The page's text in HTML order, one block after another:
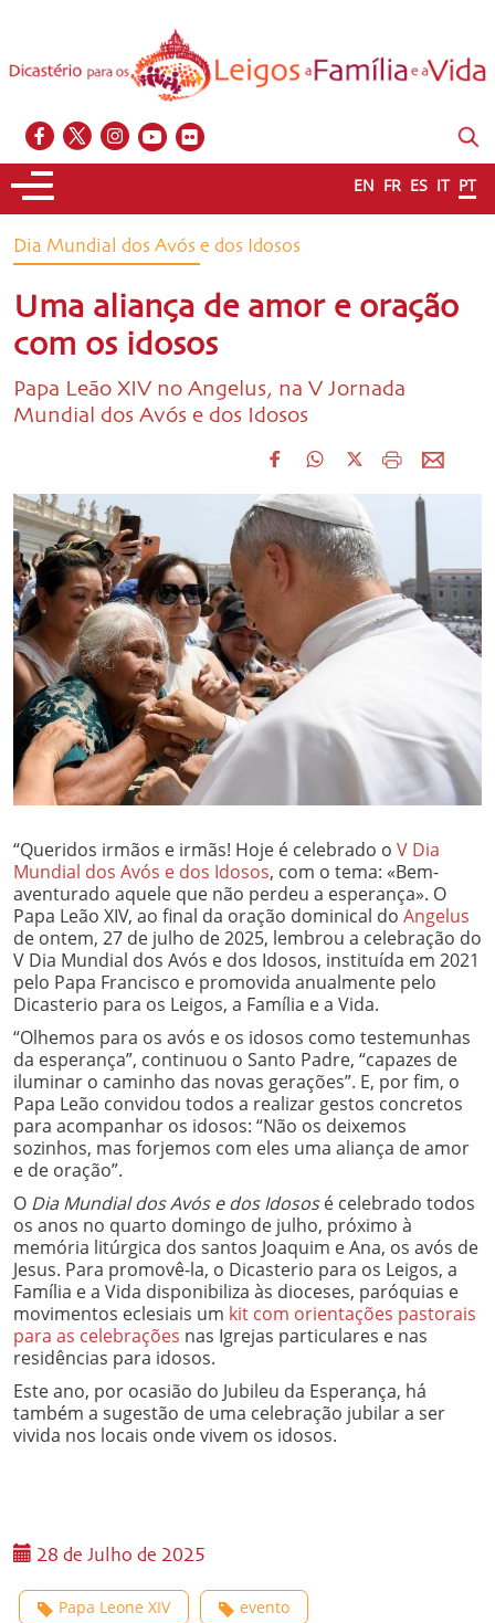
EN FR ES IT PT
Dia Mundial dos Avós e dos Idosos
Uma aliança de amor e oração
com os idosos
Papa Leão XIV no Angelus, na V Jornada
Mundial dos Avós e dos Idosos
“Queridos irmãos e irmãs! Hoje é celebrado o V Dia
Mundial dos Avós e dos Idosos, com o tema: «Bem-
aventurado aquele que não perdeu a esperança». O
Papa Leão XIV, ao final da oração dominical do Angelus
de ontem, 27 de julho de 2025, lembrou a celebração do
V Dia Mundial dos Avós e dos Idosos, instituída em 2021
pelo Papa Francisco e promovida anualmente pelo
Dicasterio para os Leigos, a Família e a Vida.
“Olhemos para os avós e os idosos como testemunhas
da esperança”, continuou o Santo Padre, “capazes de
iluminar o caminho das novas gerações”. E, por fim, o
Papa Leão convidou todos a realizar gestos concretos
para acompanhar os idosos: “Não os deixemos
sozinhos, mas forjemos com eles uma aliança de amor
e de oração”.
O Dia Mundial dos Avós e dos Idososé celebrado todos
os anos no quarto domingo de julho, próximo à
memória litúrgica dos santos Joaquim e Ana, os avós de
Jesus. Para promovê-la, o Dicasterio para os Leigos, a
Família e a Vida disponibiliza às dioceses, paróquias e
movimentos eclesiais um kit com orientações pastorais
para as celebrações nas Igrejas particulares e nas
residências para idosos.
Este ano, por ocasião do Jubileu da Esperança, há
também a sugestão de uma celebração jubilar a ser
vivida nos locais onde vivem os idosos.
28 de Julho de 2025
Papa Leone XIV evento